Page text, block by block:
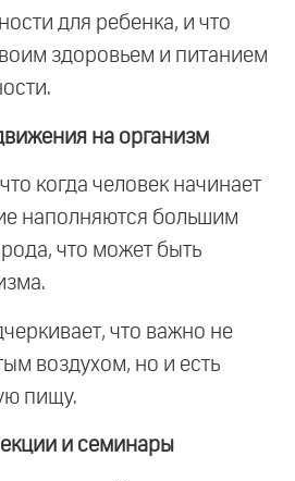
для ребенка, и что
здоровьем и питанием
на организм
когда человек начинает
наполняются большим
что может быть
что важно не
воздухом, но и есть
пищу.
и семинары